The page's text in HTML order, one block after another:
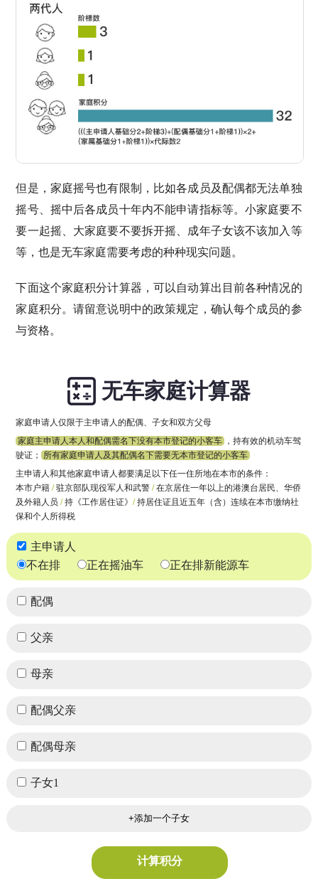
但是，家庭摇号也有限制，比如各成员及配偶都无法单独
摇号、摇中后各成员十年内不能申请指标等。小家庭要不
要一起摇、大家庭要不要拆开摇、成年子女该不该加入等
等，也是无车家庭需要考虑的种种现实问题。
下面这个家庭积分计算器，可以自动算出目前各种情况的
家庭积分。请留意说明中的政策规定，确认每个成员的参
与资格。
无车家庭计算器
家庭申请人仅限于主申请人的配偶、子女和双方父母
家庭主申请人本人和配偶需名下没有本市登记的小客车 ，持有效的机动车驾
驶证；
所有家庭申请人及其配偶名下需要无本市登记的小客车
主申请人和其他家庭申请人都要满足以下任一住所地在本市的条件：
本市户籍 /驻京部队现役军人和武警 /在京居住一年以上的港澳台居民、华侨
及外籍人员 /持《工作居住证》 /持居住证且近五年（含）连续在本市缴纳社
保和个人所得税
主申请人
不在排
正在摇油车 正在排新能源车
配偶
父亲
母亲
配偶父亲
配偶母亲
子女1
计算积分